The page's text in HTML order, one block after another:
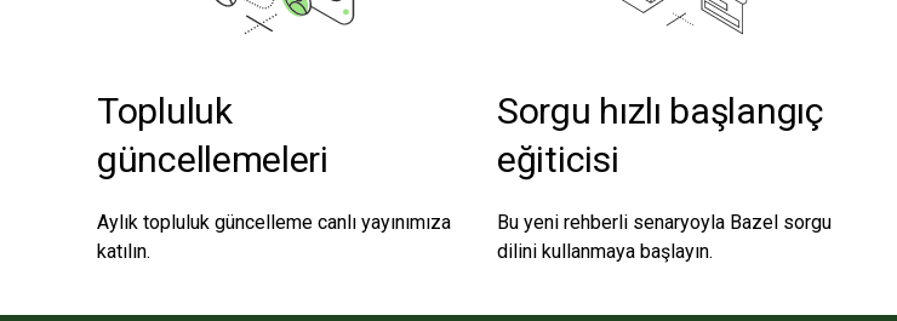
Topluluk
güncellemeleri
Aylık topluluk güncelleme canlı yayınımıza
katılın.
Sorgu hızlı başlangıç
eğiticisi
Bu yeni rehberli senaryoyla Bazel sorgu
dilini kullanmaya başlayın.